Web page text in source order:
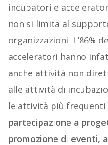
incubatori e
non si limita al
organizzazioni. L’86%
acceleratori hanno
anche attività non
alle attività di
le attività più frequenti
partecipazione a
promozione di eventi,